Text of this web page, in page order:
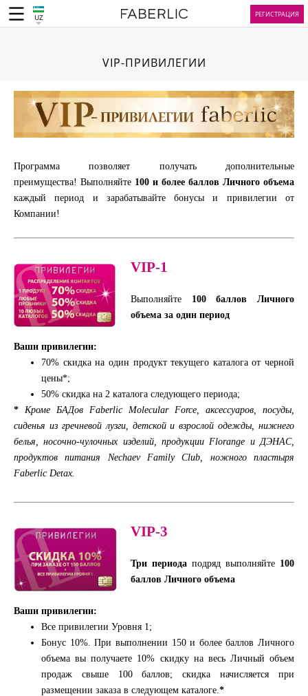
UZ РЕГИСТРАЦИЯ
VIP-ПРИВИЛЕГИИ
Программа позволяет получать дополнительные
преимущества! Выполняйте 100 и более баллов Личного объема
каждый период и зарабатывайте бонусы и привилегии от
Компании!
VIP-1
Выполняйте 100 баллов Личного
объема за один период
Ваши привилегии:
70% скидка на один продукт текущего каталога от черной
цены*;
50% скидка на 2 каталога следующего периода;
*
Кроме БАДов Faberlic Molecular Force, аксессуаров, посуды,
сиденья из гречневой лузги, детской и взрослой одежды, нижнего
белья, носочно-чулочных изделий, продукции Florange и ДЭНАС,
продуктов питания Nechaev Family Club , ножного пластыря
Faberlic Detax.
VIP-3
Три периода подряд выполняйте 100
баллов Личного объема
Ваши привилегии:
Все привилегии Уровня 1;
Бонус 10%. При выполнении 150 и более баллов Личного
объема вы получаете 10% скидку на весь Личный объем
продаж свыше 100 баллов; скидка начисляется при
размещении заказа в следующем каталоге. *